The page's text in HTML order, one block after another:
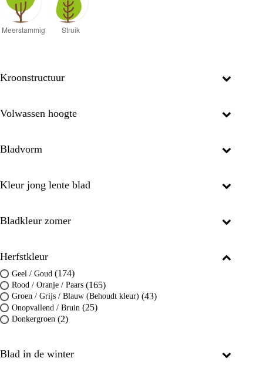
Kroonstructuur
Volwassen hoogte
Bladvorm
Kleur jong lente blad
Bladkleur zomer
Herfstkleur
Geel / Goud (174)
Rood / Oranje / Paars (165)
Groen / Grijs / Blauw (Behoudt kleur) (43)
Onopvallend / Bruin (25)
Donkergroen (2)
Blad in de winter